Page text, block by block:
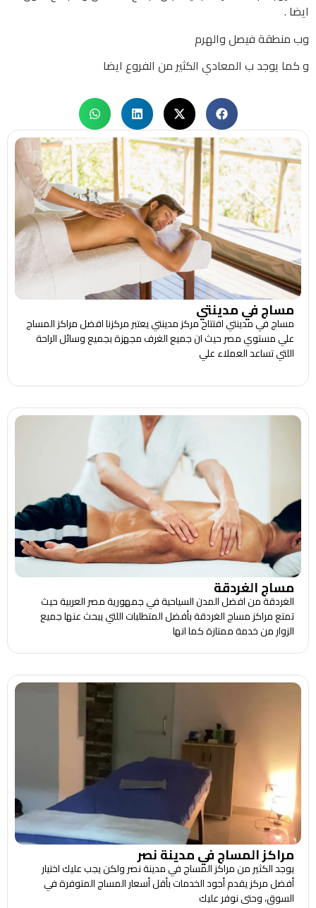
ايضا .
وب منطقة فيصل والهرم
و كما يوجد ب المعادي الكثير من الفروع ايضا
مساج في مدينتي
مساج في مدينتي افتتاح مركز مدينتي يعتبر مركزنا افضل مراكز المساج
علي مستوي مصر حيث ان جميع الغرف مجهزة بجميع وسائل الراحة
اللتي تساعد العملاء علي
مساج الغردقة
الغردقة من افضل المدن السياحية في جمهورية مصر العربية حيث
تمتع مراكز مساج الغردقة بأفضل المتطلبات اللتي يبحث عنها جميع
الزوار من خدمة ممتازة كما انها
مراكز المساج في مدينة نصر
يوجد الكثير من مراكز المساج في مدينة نصر ولكن يجب عليك اختيار
أفضل مركز يقدم أجود الخدمات بأقل أسعار المساج المتوفرة في
السوق، وحتى نوفر عليك